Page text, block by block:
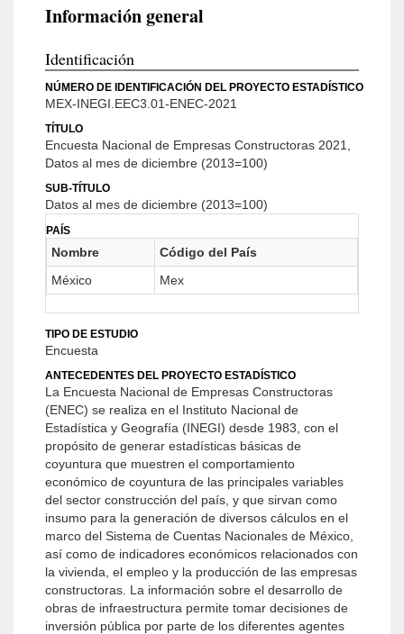
Información general
Identificación
NÚMERO DE IDENTIFICACIÓN DEL PROYECTO ESTADÍSTICO
MEX-INEGI.EEC3.01-ENEC-2021
TÍTULO
Encuesta Nacional de Empresas Constructoras 2021,
Datos al mes de diciembre (2013=100)
SUB-TÍTULO
Datos al mes de diciembre (2013=100)
PAÍS
Nombre
Código del País
México
Mex
TIPO DE ESTUDIO
Encuesta
ANTECEDENTES DEL PROYECTO ESTADÍSTICO
La Encuesta Nacional de Empresas Constructoras
(ENEC) se realiza en el Instituto Nacional de
Estadística y Geografía (INEGI) desde 1983, con el
propósito de generar estadísticas básicas de
coyuntura que muestren el comportamiento
económico de coyuntura de las principales variables
del sector construcción del país, y que sirvan como
insumo para la generación de diversos cálculos en el
marco del Sistema de Cuentas Nacionales de México,
así como de indicadores económicos relacionados con
la vivienda, el empleo y la producción de las empresas
constructoras. La información sobre el desarrollo de
obras de infraestructura permite tomar decisiones de
inversión pública por parte de los diferentes agentes